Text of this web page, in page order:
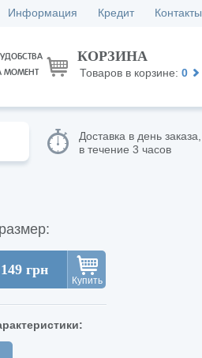
МОМЕНТ
Информация Кредит Контакты
КОРЗИНА
Товаров в корзине: 0
Доставка в день заказа,
в течение 3 часов
149 грн
Купить